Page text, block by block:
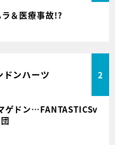
＆医療事故!?
ドンハーツ 2
ゲドン…FANTASTICSv